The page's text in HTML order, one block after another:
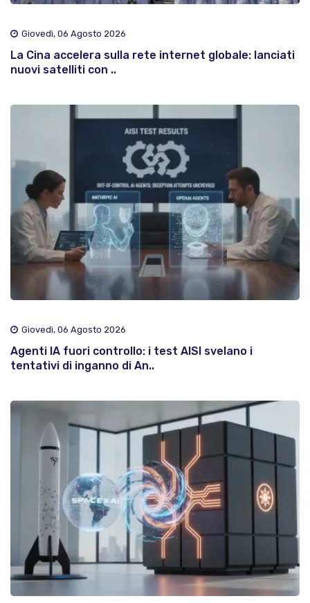
Giovedì, 06 Agosto 2026
La Cina accelera sulla rete internet globale: lanciati
nuovi satelliti con ..
Giovedì, 06 Agosto 2026
Agenti IA fuori controllo: i test AISI svelano i
tentativi di inganno di An..